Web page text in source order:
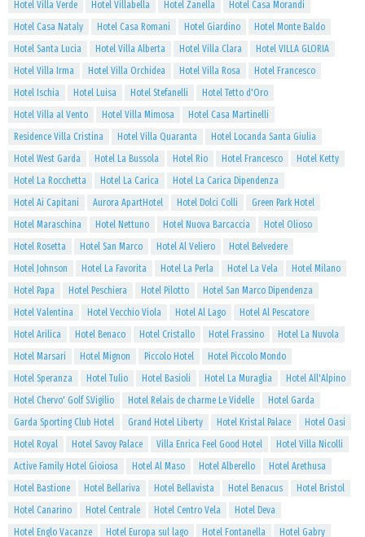
Hotel Villa Verde
Hotel Villabella Hotel Zanella
Hotel Casa Morandi
Hotel Casa Nataly
Hotel Casa Romani Hotel Giardino
Hotel Monte Baldo
Hotel Santa Lucia
Hotel Villa Alberta Hotel Villa Clara
Hotel VILLA GLORIA
Hotel Villa Irma
Hotel Villa Orchidea Hotel Villa Rosa
Hotel Francesco
Hotel Ischia
Hotel Luisa Hotel Stefanelli
Hotel Tetto d'Oro
Hotel Villa al Vento
Hotel Villa Mimosa
Hotel Casa Martinelli
Residence Villa Cristina
Hotel Villa Quaranta
Hotel Locanda Santa Giulia
Hotel West Garda
Hotel La Bussola Hotel Rio Hotel Francesco
Hotel Ketty
Hotel La Rocchetta
Hotel La Carica
Hotel La Carica Dipendenza
Hotel Ai Capitani
Aurora ApartHotel Hotel Dolci Colli
Green Park Hotel
Hotel Maraschina
Hotel Nettuno Hotel Nuova Barcaccia
Hotel Olioso
Hotel Rosetta
Hotel San Marco Hotel Al Veliero
Hotel Belvedere
Hotel Johnson
Hotel La Favorita Hotel La Perla Hotel La Vela
Hotel Milano
Hotel Papa
Hotel Peschiera Hotel Pilotto
Hotel San Marco Dipendenza
Hotel Valentina
Hotel Vecchio Viola Hotel Al Lago
Hotel Al Pescatore
Hotel Arilica
Hotel Benaco Hotel Cristallo Hotel Frassino
Hotel La Nuvola
Hotel Marsari
Hotel Mignon Piccolo Hotel
Hotel Piccolo Mondo
Hotel Speranza
Hotel Tulio Hotel Basioli Hotel La Muraglia
Hotel All'Alpino
Hotel Chervo' Golf S.Vigilio
Hotel Relais de charme Le Videlle
Hotel Garda
Garda Sporting Club Hotel
Grand Hotel Liberty Hotel Kristal Palace
Hotel Oasi
Hotel Royal
Hotel Savoy Palace Villa Enrica Feel Good Hotel
Hotel Villa Nicolli
Active Family Hotel Gioiosa
Hotel Al Maso Hotel Alberello
Hotel Arethusa
Hotel Bastione
Hotel Bellariva Hotel Bellavista Hotel Benacus
Hotel Bristol
Hotel Canarino
Hotel Centrale Hotel Centro Vela
Hotel Deva
Hotel Englo Vacanze
Hotel Europa sul lago Hotel Fontanella Hotel Gabry